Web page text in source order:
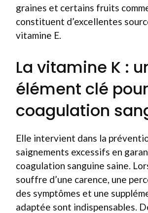
graines et certains fruits
constituent d’excellentes
vitamine E.
La vitamine K :
élément clé
coagulation
Elle intervient dans la
saignements excessifs en
coagulation sanguine saine.
souffre d’une carence, une
des symptômes et une
adaptée sont indispensables.